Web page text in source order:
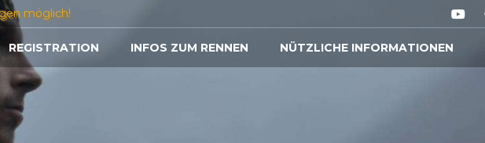
möglich!
REGISTRATION INFOS ZUM RENNEN NÜTZLICHE INFORMATIONEN